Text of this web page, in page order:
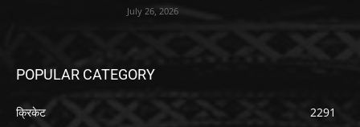
July 26, 2026
POPULAR CATEGORY
क्रिकेट
2291